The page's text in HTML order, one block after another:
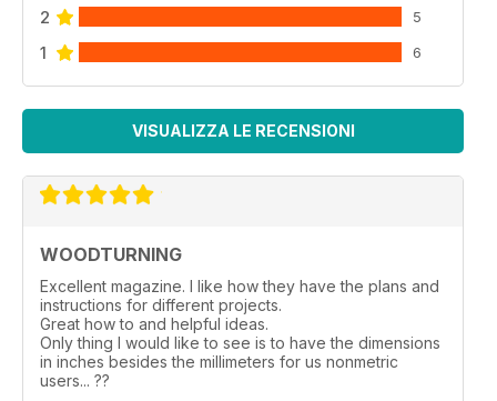
2 5
1 6
VISUALIZZA LE RECENSIONI
WOODTURNING
Excellent magazine. I like how they have the plans and
instructions for different projects.
Great how to and helpful ideas.
Only thing I would like to see is to have the dimensions
in inches besides the millimeters for us nonmetric
users... ??